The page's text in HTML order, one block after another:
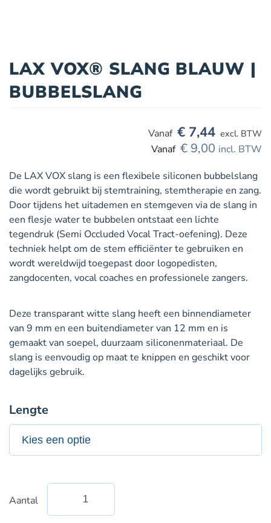
LAX VOX® SLANG BLAUW |
BUBBELSLANG
De LAX VOX slang is een flexibele siliconen bubbelslang
die wordt gebruikt bij stemtraining, stemtherapie en zang.
Door tijdens het uitademen en stemgeven via de slang in
een flesje water te bubbelen ontstaat een lichte
tegendruk (Semi Occluded Vocal Tract-oefening). Deze
techniek helpt om de stem efficiënter te gebruiken en
wordt wereldwijd toegepast door logopedisten,
zangdocenten, vocal coaches en professionele zangers.
Deze transparant witte slang heeft een binnendiameter
van 9 mm en een buitendiameter van 12 mm en is
gemaakt van soepel, duurzaam siliconenmateriaal. De
slang is eenvoudig op maat te knippen en geschikt voor
dagelijks gebruik.
€ 9,00 incl. BTW
€ 7,44 excl. BTW
Lengte
Aantal
Vox®